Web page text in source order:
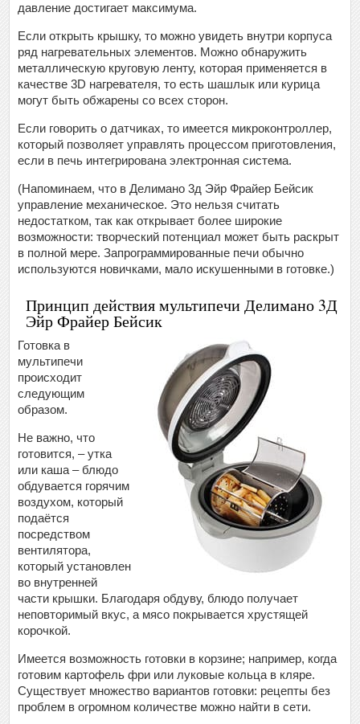
давление достигает максимума.
Если открыть крышку, то можно увидеть внутри корпуса
ряд нагревательных элементов. Можно обнаружить
металлическую круговую ленту, которая применяется в
качестве 3D нагревателя, то есть шашлык или курица
могут быть обжарены со всех сторон.
Если говорить о датчиках, то имеется микроконтроллер,
который позволяет управлять процессом приготовления,
если в печь интегрирована электронная система.
(Напоминаем, что в Делимано 3д Эйр Фрайер Бейсик
управление механическое. Это нельзя считать
недостатком, так как открывает более широкие
возможности: творческий потенциал может быть раскрыт
в полной мере. Запрограммированные печи обычно
используются новичками, мало искушенными в готовке.)
Принцип действия мультипечи Делимано 3Д
Эйр Фрайер Бейсик
Готовка в
мультипечи
происходит
следующим
образом.
Не важно, что
готовится, – утка
или каша – блюдо
обдувается горячим
воздухом, который
подаётся
посредством
вентилятора,
который установлен
во внутренней
части крышки. Благодаря обдуву, блюдо получает
неповторимый вкус, а мясо покрывается хрустящей
корочкой.
Имеется возможность готовки в корзине; например, когда
готовим картофель фри или луковые кольца в кляре.
Существует множество вариантов готовки: рецепты без
проблем в огромном количестве можно найти в сети.